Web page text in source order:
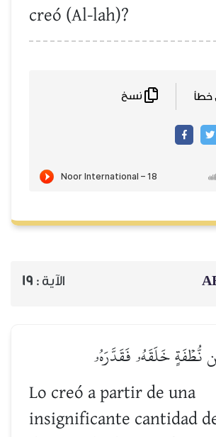
creó (Al-lah)?
الآية : 19
نُّطۡفَةٍ خَلَقَهُۥ فَقَدَّرَهُۥ
Lo creó a partir de una
insignificante cantidad